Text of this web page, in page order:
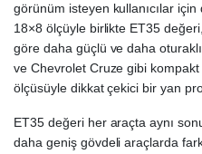
görünüm isteyen kullanıcılar
18×8 ölçüyle birlikte ET35
göre daha güçlü ve daha
ve Chevrolet Cruze gibi kompakt
ölçüsüyle dikkat çekici bir yan
ET35 değeri her araçta aynı
daha geniş gövdeli araçlarda